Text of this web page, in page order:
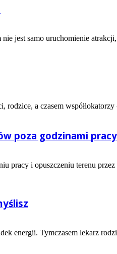
jest samo uruchomienie
a czasem
poza godzinami
pracy i opuszczeniu terenu
energii. Tymczasem lekarz